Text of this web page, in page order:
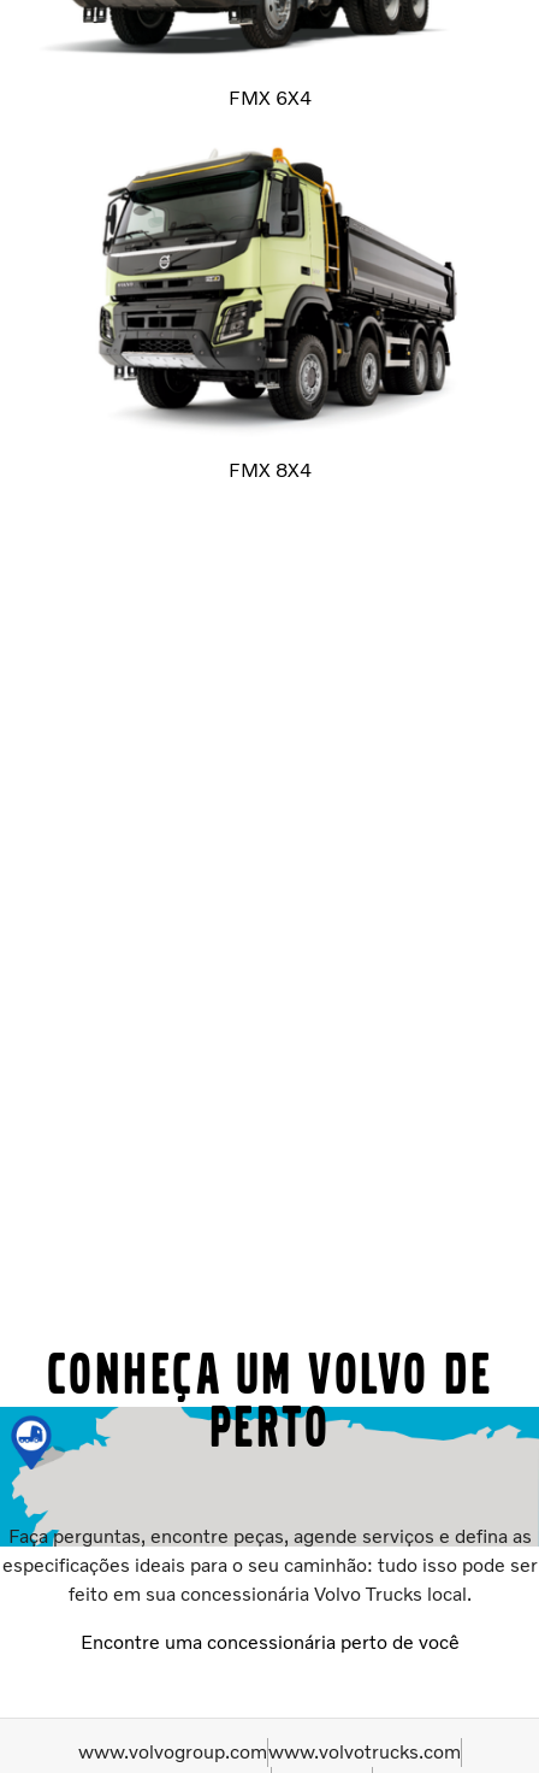
FMX 6X4
FMX 8X4
Conheça um Volvo de
perto
Faça perguntas, encontre peças, agende serviços e defina as
especificações ideais para o seu caminhão: tudo isso pode ser
feito em sua concessionária Volvo Trucks local.
Encontre uma concessionária perto de você
www.volvogroup.comwww.volvotrucks.com